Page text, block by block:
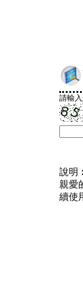
請輸
說明︰
親愛
續使